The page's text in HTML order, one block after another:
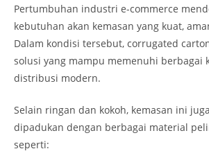
Pertumbuhan industri e-commerce
kebutuhan akan kemasan yang kuat,
Dalam kondisi tersebut, corrugated
solusi yang mampu memenuhi berbagai
distribusi modern.
Selain ringan dan kokoh, kemasan ini
dipadukan dengan berbagai material
seperti: